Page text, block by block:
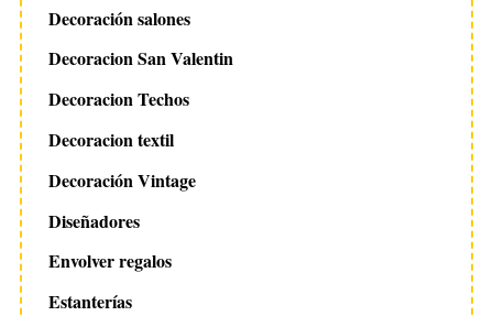
Decoración salones
Decoracion San Valentin
Decoracion Techos
Decoracion textil
Decoración Vintage
Diseñadores
Envolver regalos
Estanterías